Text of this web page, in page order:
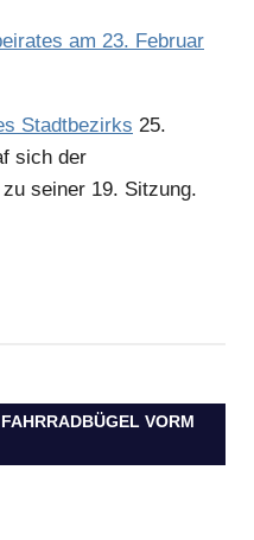
Stadtbezirks 25.
sich der
seiner 19. Sitzung.
VORM